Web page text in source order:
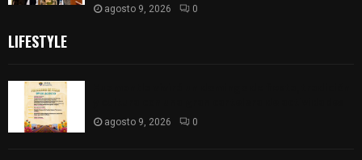
agosto 9, 2026 0
LIFESTYLE
agosto 9, 2026 0